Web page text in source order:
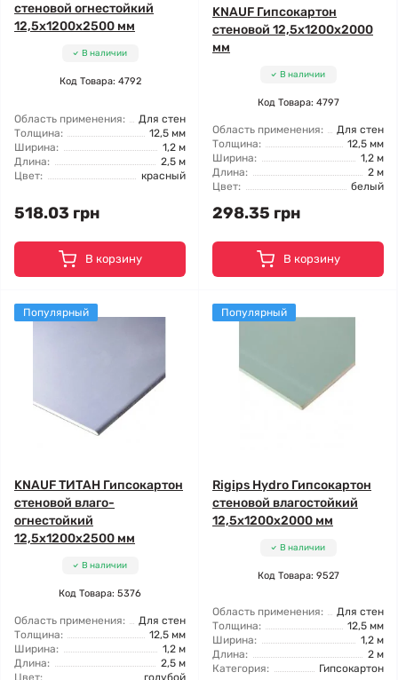
стеновой огнестойкий
12,5x1200x2500 мм
В наличии
Код Товара: 4792
Область применения:
Для стен
Толщина:
12,5 мм
Ширина:
1,2 м
Длина:
2,5 м
Цвет:
красный
518.03 грн
В корзину
KNAUF Гипсокартон
стеновой 12,5x1200x2000
мм
В наличии
Код Товара: 4797
Область применения:
Для стен
Толщина:
12,5 мм
Ширина:
1,2 м
Длина:
2 м
Цвет:
белый
298.35 грн
В корзину
Популярный
KNAUF ТИТАН Гипсокартон
стеновой влаго-
огнестойкий
12,5x1200x2500 мм
В наличии
Код Товара: 5376
Область применения:
Для стен
Толщина:
12,5 мм
Ширина:
1,2 м
Длина:
2,5 м
Цвет:
голубой
Популярный
Rigips Hydro Гипсокартон
стеновой влагостойкий
12,5x1200x2000 мм
В наличии
Код Товара: 9527
Область применения:
Для стен
Толщина:
12,5 мм
Ширина:
1,2 м
Длина:
2 м
Категория:
Гипсокартон